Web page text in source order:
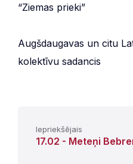
“Ziemas prieki”
Augšdaugavas un citu
kolektīvu sadancis
Iepriekšējais
17.02 - Meteņi